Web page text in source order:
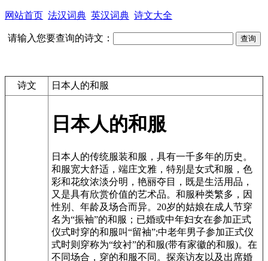
网站首页 法汉词典 英汉词典 诗文大全
请输入您要查询的诗文：
诗文 日本人的和服
日本人的和服
日本人的传统服装和服，具有一千多年的历史。
和服宽大舒适，端庄文雅，特别是女式和服，色
彩和花纹浓淡分明，艳丽夺目，既是生活用品，
又是具有欣赏价值的艺术品。和服种类繁多，因
性别、年龄及场合而异。20岁的姑娘在成人节穿
名为“振袖”的和服；已婚或中年妇女在参加正式
仪式时穿的和服叫“留袖”;中老年男子参加正式仪
式时则穿称为“纹衬”的和服(带有家徽的和服)。在
不同场合，穿的和服不同。探亲访友以及出席婚